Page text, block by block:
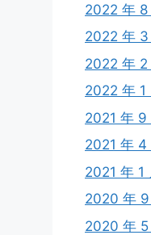
2022 年 8
2022 年 3
2022 年 2
2022 年 1
2021 年 9
2021 年 4
2021 年 1
2020 年 9
2020 年 5